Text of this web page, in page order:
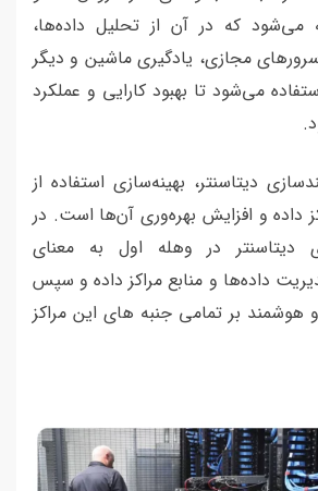
می‌شود که در آن از تحلیل داده‌ها،
مجازی، یادگیری ماشین و دیگر
می‌شود تا بهبود کارایی و عملکرد
دیتاسنتر، بهینه‌سازی استفاده از
داده و افزایش بهره‌وری آن‌ها است. در
دیتاسنتر در وهله اول به معنای
داده‌ها و منابع مراکز داده و سپس
هوشمند بر تمامی جنبه های این مراکز